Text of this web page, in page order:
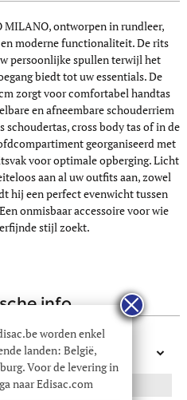
MILANO, ontworpen in rundleer,
moderne functionaliteit. De rits
persoonlijke spullen terwijl het
biedt tot uw essentials. De
zorgt voor comfortabel handtas
en afneembare schouderriem
cross body tas of in de
georganiseerd met
voor optimale opberging. Licht
aan al uw outfits aan, zowel
hij een perfect evenwicht tussen
onmisbaar accessoire voor wie
stijl zoekt.
info
RUNDSLEDER
worden enkel
landen: België,
Voor de levering in
naar Edisac.com